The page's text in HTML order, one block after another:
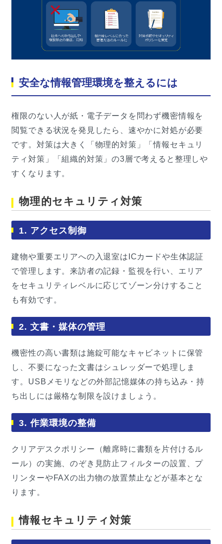
安全な情報管理環境を整えるには
権限のない人が紙・電子データを問わず機密情報を
閲覧できる状況を発見したら、速やかに対処が必要
です。対策は大きく「物理的対策」「情報セキュリ
ティ対策」「組織的対策」の3層で考えると整理しや
すくなります。
物理的セキュリティ対策
1. アクセス制御
建物や重要エリアへの入退室はICカードや生体認証
で管理します。来訪者の記録・監視を行い、エリア
をセキュリティレベルに応じてゾーン分けすること
も有効です。
2. 文書・媒体の管理
機密性の高い書類は施錠可能なキャビネットに保管
し、不要になった文書はシュレッダーで処理しま
す。USBメモリなどの外部記憶媒体の持ち込み・持
ち出しには厳格な制限を設けましょう。
3. 作業環境の整備
クリアデスクポリシー（離席時に書類を片付けるル
ール）の実施、のぞき見防止フィルターの設置、プ
リンターやFAXの出力物の放置禁止などが基本とな
ります。
情報セキュリティ対策